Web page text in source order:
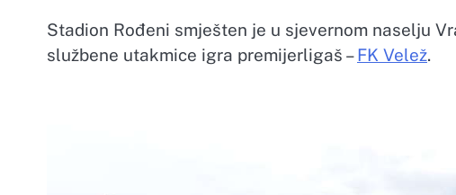
Stadion Rođeni smješten je u sjevernom naselju
službene utakmice igra premijerligaš –FK Velež.